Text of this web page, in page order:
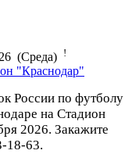
(Среда) !
"Краснодар"
России по футболу
на Стадион
2026. Закажите
18-63.